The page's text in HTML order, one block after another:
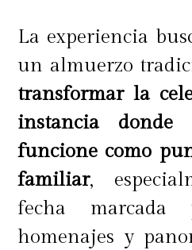
La experiencia
un almuerzo
transformar la
instancia donde
funcione como
familiar,
fecha marcada
homenajes y